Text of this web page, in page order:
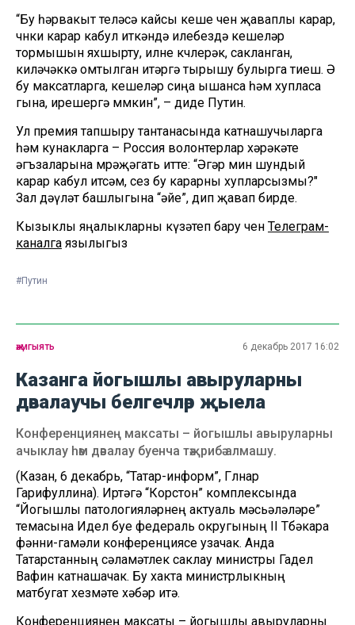
“Бу һәрвакыт теләсә кайсы кеше өчен җаваплы карар,
чөнки карар кабул иткәндә илебездә кешеләр
тормышын яхшырту, илне көчлерәк, сакланган,
киләчәккә омтылган итәргә тырышу булырга тиеш. Ә
бу максатларга, кешеләр сиңа ышанса һәм хупласа
гына, ирешергә мөмкин”, – диде Путин.
Ул премия тапшыру тантанасында катнашучыларга
һәм кунакларга – Россия волонтерлар хәрәкәте
әгъзаларына мөрәҗәгать итте: “Әгәр мин шундый
карар кабул итсәм, сез бу карарны хупларсызмы?"
Зал дәүләт башлыгына “әйе”, дип җавап бирде.
Кызыклы яңалыкларны күзәтеп бару өчен Телеграм-
каналга язылыгыз
#Путин
җәмгыять 6 декабрь 2017 16:02
Казанга йогышлы авыруларны
дәвалаучы белгечләр җыела
Конференциянең максаты – йогышлы авыруларны
ачыклау һәм дәвалау буенча тәҗрибә алмашу.
(Казан, 6 декабрь, “Татар-информ”, Гөлнар
Гарифуллина). Иртәгә “Корстон” комплексында
“Йогышлы патологияләрнең актуаль мәсьәләләре”
темасына Идел буе федераль округының II Төбәкара
фәнни-гамәли конференциясе узачак. Анда
Татарстанның сәламәтлек саклау министры Гадел
Вафин катнашачак. Бу хакта министрлыкның
матбугат хезмәте хәбәр итә.
Конференциянең максаты – йогышлы авыруларны